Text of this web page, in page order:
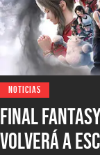
NOTICIAS
FINAL
volverá a